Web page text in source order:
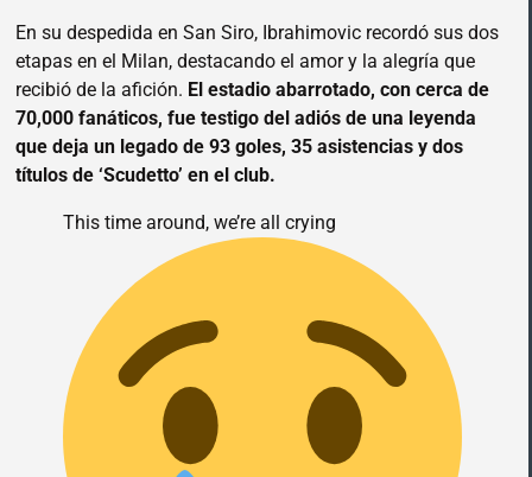
En su despedida en San Siro, Ibrahimovic recordó sus dos
etapas en el Milan, destacando el amor y la alegría que
recibió de la afición. El estadio abarrotado, con cerca de
70,000 fanáticos, fue testigo del adiós de una leyenda
que deja un legado de 93 goles, 35 asistencias y dos
títulos de ‘Scudetto’ en el club.
This time around, we’re all crying